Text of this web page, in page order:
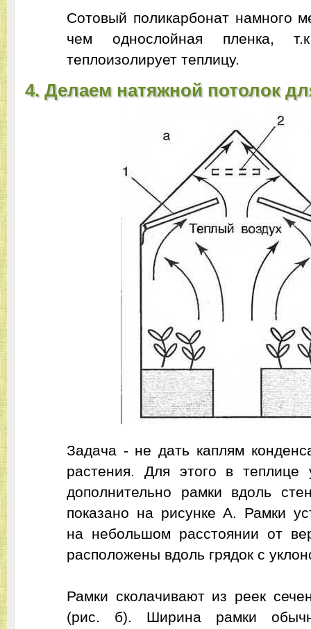
Сотовый поликарбонат намного
чем однослойная пленка,
теплоизолирует теплицу.
4. Делаем натяжной потолок
Задача - не дать каплям
растения. Для этого в теплице
дополнительно рамки вдоль
показано на рисунке А. Рамки
на небольшом расстоянии от
расположены вдоль грядок с
Рамки сколачивают из реек
(рис. б). Ширина рамки